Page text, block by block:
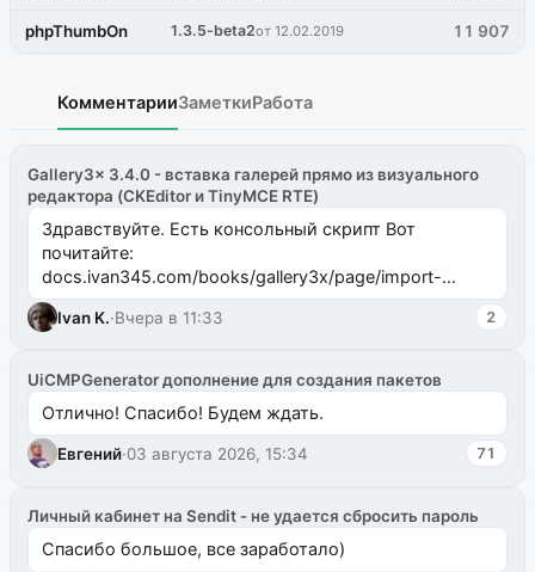
phpThumbOn 1.3.5-beta2от 12.02.2019 11 907
КомментарииЗаметкиРабота
Gallery3x 3.4.0 - вставка галерей прямо из визуального
редактора (CKEditor и TinyMCE RTE)
Здравствуйте. Есть консольный скрипт Вот
почитайте:
docs.ivan345.com/books/gallery3x/page/import-
ms2galleryphp
Ivan K.·Вчера в 11:33 2
UiCMPGenerator дополнение для создания пакетов
Отлично! Спасибо! Будем ждать.
Евгений·03 августа 2026, 15:34 71
Личный кабинет на Sendit - не удается сбросить пароль
Спасибо большое, все заработало)